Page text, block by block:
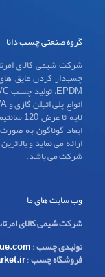
گروه صنعتی چسب دانا
شرکت شیمی کالای
چسبدار کردن عایق
ابعاد گوناگون به
ارائه می نماید و
شرکت می باشد.
وب سایت های ما
شرکت شیمی کالای
تولیدی چسب:
فروشگاه چسب: